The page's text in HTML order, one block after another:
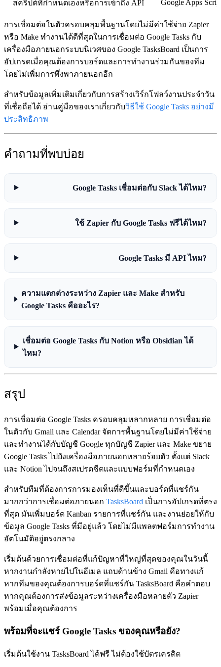
สคริปต์ที่กำหนดเองหรือการเข้าถึง API Google Apps
การเชื่อมต่อในตัวครอบคลุมพื้นฐานโดยไม่มีค่าใช้จ่าย Zapier
หรือ Make ทำงานได้ดีที่สุดในการเชื่อมต่อ Google Tasks กับ
เครื่องมือภายนอกระบบนิเวศของ Google TasksBoard เป็นการ
อัปเกรดเมื่อคุณต้องการบอร์ดและการทำงานร่วมกันของทีม
โดยไม่เพิ่มการพึ่งพาภายนอกอีก
สำหรับข้อมูลเพิ่มเติมเกี่ยวกับการสร้างเวิร์กโฟลว์งานประจำวัน
ที่เชื่อถือได้ อ่านคู่มือของเราเกี่ยวกับวิธีใช้ Google Tasks อย่างมี
ประสิทธิภาพ
คำถามที่พบบ่อย
Google Tasks เชื่อมต่อกับ Slack ได้ไหม?
ใช้ Zapier กับ Google Tasks ฟรีได้ไหม?
Google Tasks มี API ไหม?
ความแตกต่างระหว่าง Zapier และ Make สำหรับ
Google Tasks คืออะไร?
เชื่อมต่อ Google Tasks กับ Notion หรือ Obsidian ได้
ไหม?
สรุป
การเชื่อมต่อ Google Tasks ครอบคลุมหลากหลาย การเชื่อมต่อ
ในตัวกับ Gmail และ Calendar จัดการพื้นฐานโดยไม่มีค่าใช้จ่าย
และทำงานได้กับบัญชี Google ทุกบัญชี Zapier และ Make ขยาย
Google Tasks ไปยังเครื่องมือภายนอกหลายร้อยตัว ตั้งแต่ Slack
และ Notion ไปจนถึงสเปรดชีตและแบบฟอร์มที่กำหนดเอง
สำหรับทีมที่ต้องการการมองเห็นที่ดีขึ้นและบอร์ดที่แชร์กัน
มากกว่าการเชื่อมต่อภายนอก TasksBoard เป็นการอัปเกรดที่ตรง
ที่สุด มันเพิ่มบอร์ด Kanban รายการที่แชร์กัน และงานย่อยให้กับ
ข้อมูล Google Tasks ที่มีอยู่แล้ว โดยไม่มีแพลตฟอร์มการทำงาน
อัตโนมัติอยู่ตรงกลาง
เริ่มต้นด้วยการเชื่อมต่อที่แก้ปัญหาที่ใหญ่ที่สุดของคุณในวันนี้
หากงานกำลังหายไปในอีเมล แถบด้านข้าง Gmail คือทางแก้
หากทีมของคุณต้องการบอร์ดที่แชร์กัน TasksBoard คือคำตอบ
หากคุณต้องการส่งข้อมูลระหว่างเครื่องมือหลายตัว Zapier
พร้อมเมื่อคุณต้องการ
พร้อมที่จะแชร์ Google Tasks ของคุณหรือยัง?
เริ่มต้นใช้งาน TasksBoard ได้ฟรี ไม่ต้องใช้บัตรเครดิต